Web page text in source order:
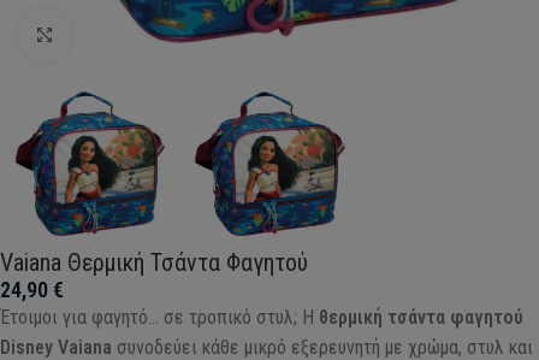
Click to enlarge
Vaiana Θερμική Τσάντα Φαγητού
24,90€
Έτοιμοι για φαγητό… σε τροπικό στυλ; Η θερμική τσάντα φαγητού
Disney Vaiana συνοδεύει κάθε μικρό εξερευνητή με χρώμα, στυλ και